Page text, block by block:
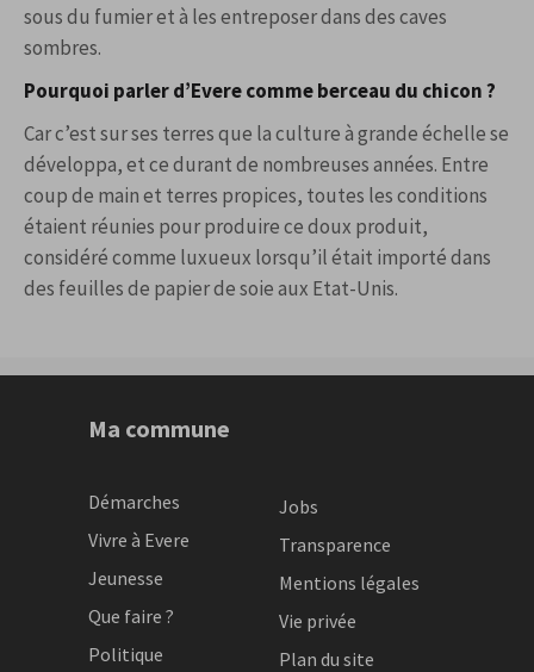
sous du fumier et à les entreposer dans des caves
sombres.
Pourquoi parler d’Evere comme berceau du chicon ?
Car c’est sur ses terres que la culture à grande échelle se
développa, et ce durant de nombreuses années. Entre
coup de main et terres propices, toutes les conditions
étaient réunies pour produire ce doux produit,
considéré comme luxueux lorsqu’il était importé dans
des feuilles de papier de soie aux Etat-Unis.
Ma commune
Démarches
Vivre à Evere
Jeunesse
Que faire ?
Politique
Jobs
Transparence
Mentions légales
Vie privée
Plan du site